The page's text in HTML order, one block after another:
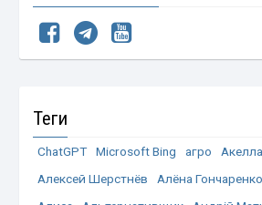
Теги
ChatGPT Microsoft Bing агро Акелла
Алексей Шерстнёв
Алёна Гончаренко